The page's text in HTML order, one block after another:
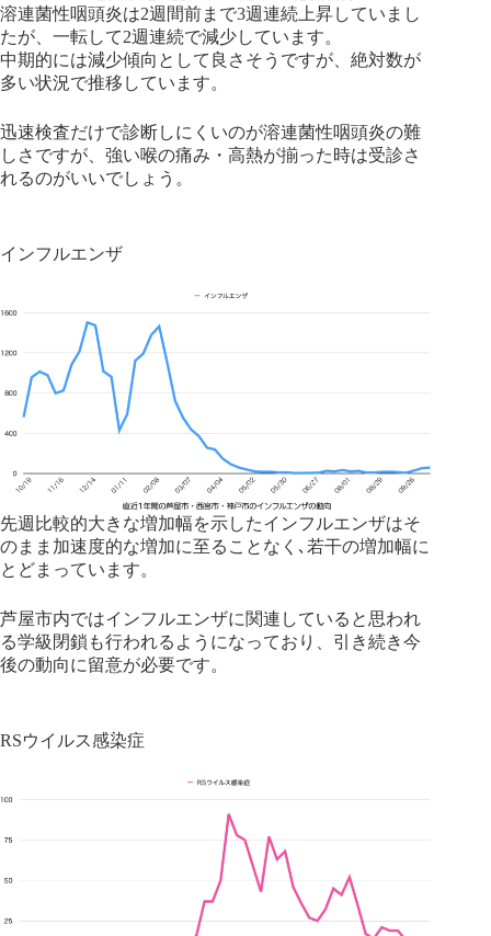
溶連菌性咽頭炎は2週間前まで3週連続上昇していまし
たが、一転して2週連続で減少しています。
中期的には減少傾向として良さそうですが、絶対数が
多い状況で推移しています。
迅速検査だけで診断しにくいのが溶連菌性咽頭炎の難
しさですが、強い喉の痛み・高熱が揃った時は受診さ
れるのがいいでしょう。
インフルエンザ
先週比較的大きな増加幅を示したインフルエンザはそ
のまま加速度的な増加に至ることなく､若干の増加幅に
とどまっています。
芦屋市内ではインフルエンザに関連していると思われ
る学級閉鎖も行われるようになっており、引き続き今
後の動向に留意が必要です。
RSウイルス感染症